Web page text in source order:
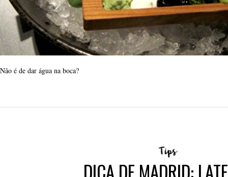
Não é de dar água na boca?
DICA DE MADRID: